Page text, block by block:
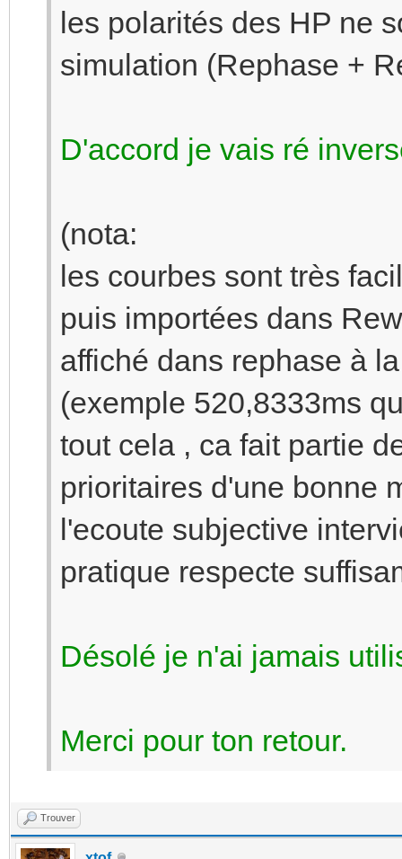
les polarités des HP ne
simulation (Rephase +
D'accord je vais ré
(nota:
les courbes sont très
puis importées dans
affiché dans rephase à
(exemple 520,8333ms
tout cela , ca fait partie
prioritaires d'une bonne
l'ecoute subjective
pratique respecte
Désolé je n'ai jamais
Merci pour ton retour.
Trouver